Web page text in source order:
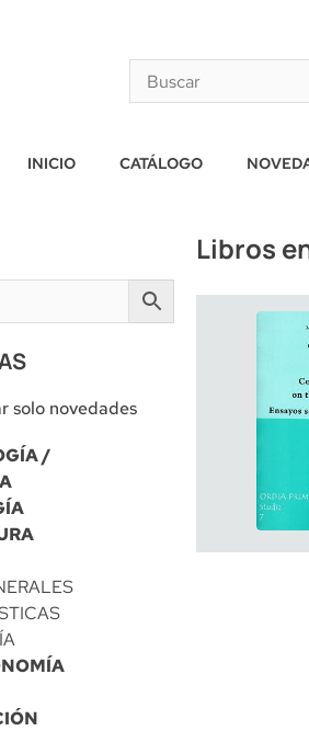
INICIO CATÁLOGO
solo novedades
/
Libros